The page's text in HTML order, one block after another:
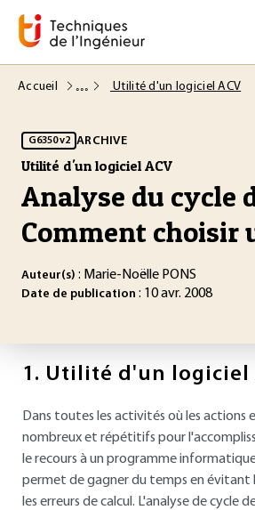
Accueil Utilité d'un logiciel ACV
G6350 v2 ARCHIVE
Utilité d'un logiciel ACV
Analyse du cycle
Comment choisir
Auteur(s) : Marie-Noëlle PONS
Date de publication : 10 avr. 2008
1. Utilité d'un logiciel
Dans toutes les activités où les actions
nombreux et répétitifs pour
le recours à un programme
permet de gagner du temps en évitant
les erreurs de calcul. L'analyse de cycle